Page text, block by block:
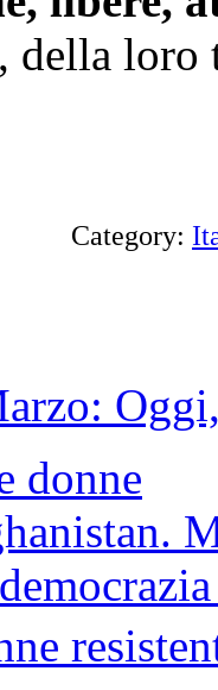
della loro
Category:
Oggi,
donne